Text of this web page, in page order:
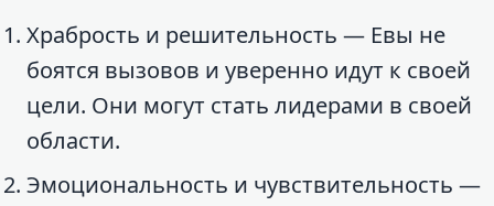
Храбрость и решительность — Евы не
боятся вызовов и уверенно идут к своей
цели. Они могут стать лидерами в своей
области.
Эмоциональность и чувствительность —